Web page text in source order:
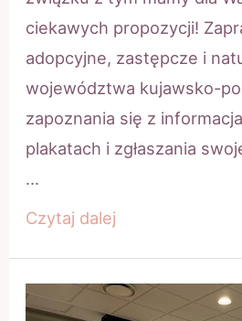
ciekawych propozycji!
adopcyjne, zastępcze i
województwa kujawsko-
zapoznania się z
plakatach i zgłaszania
…
Wspieranie
pełnieniu
Czytaj dalej